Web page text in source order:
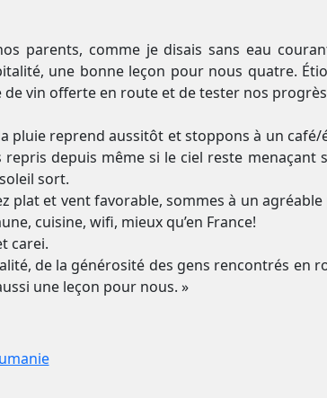
parents, comme je disais sans eau
une bonne leçon pour nous quatre.
vin offerte en route et de tester nos
pluie reprend aussitôt et stoppons à un
depuis même si le ciel reste menaçant
sort.
plat et vent favorable, sommes à un
cuisine, wifi, mieux qu’en France!
carei.
de la générosité des gens rencontrés en
une leçon pour nous. »